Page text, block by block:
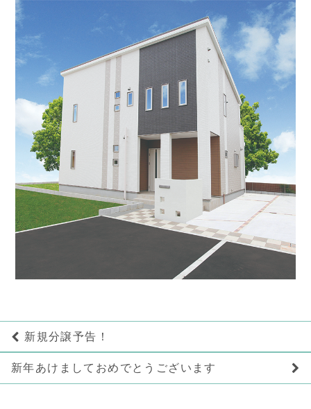
新規分譲予告！
新年あけましておめでとうございます